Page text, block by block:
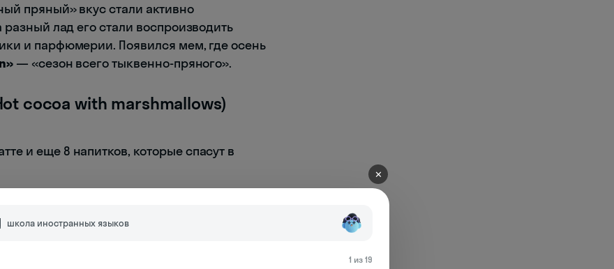
пряный»‎ вкус стали активно
лад его стали воспроизводить
и парфюмерии. Появился мем, где осень
‎ — «сезон всего тыквенно-пряного»‎.
cocoa with marshmallows)
сахар, маршмэллоу, корица (по
marshmallows, cinnamon (optional)
✕
школа иностранных языков
1 из 19